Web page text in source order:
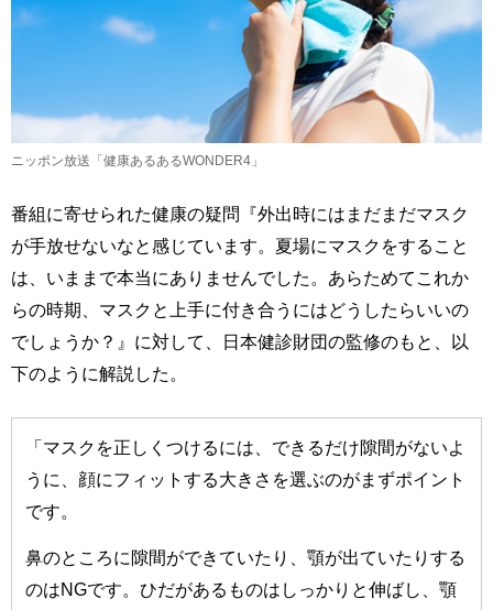
ニッポン放送「健康あるあるWONDER4」
番組に寄せられた健康の疑問『外出時にはまだまだマスク
が手放せないなと感じています。夏場にマスクをすること
は、いままで本当にありませんでした。あらためてこれか
らの時期、マスクと上手に付き合うにはどうしたらいいの
でしょうか？』に対して、日本健診財団の監修のもと、以
下のように解説した。
「マスクを正しくつけるには、できるだけ隙間がないよ
うに、顔にフィットする大きさを選ぶのがまずポイント
です。
鼻のところに隙間ができていたり、顎が出ていたりする
のはNGです。ひだがあるものはしっかりと伸ばし、顎